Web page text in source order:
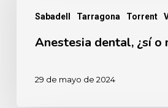
Sabadell Tarragona Torrent
Anestesia dental, ¿sí o
29 de mayo de 2024